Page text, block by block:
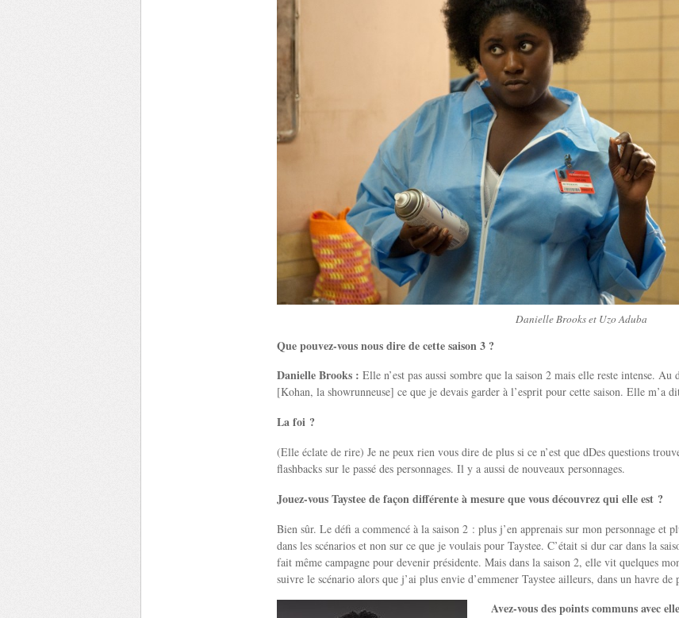
Danielle Brooks et Uzo Aduba
Que pouvez-vous nous dire de cette saison 3 ?
Danielle Brooks : Elle n’est pas aussi sombre que la saison 2 mais elle reste intense.
[Kohan, la showrunneuse] ce que je devais garder à l’esprit pour cette saison. Elle m’a
La foi ?
(Elle éclate de rire) Je ne peux rien vous dire de plus si ce n’est que dDes questions
flashbacks sur le passé des personnages. Il y a aussi de nouveaux personnages.
Jouez-vous Taystee de façon différente à mesure que vous découvrez qui elle est ?
Bien sûr. Le défi a commencé à la saison 2 : plus j’en apprenais sur mon personnage et
dans les scénarios et non sur ce que je voulais pour Taystee. C’était si dur car dans la
fait même campagne pour devenir présidente. Mais dans la saison 2, elle vit quelques
suivre le scénario alors que j’ai plus envie d’emmener Taystee ailleurs, dans un havre
Avez-vous des points communs avec